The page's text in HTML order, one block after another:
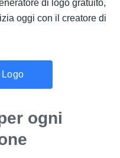
di logo gratuito,
oggi con il creatore di
Logo
ogni